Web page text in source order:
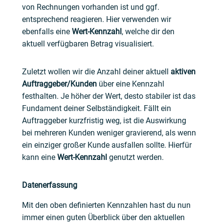
von Rechnungen vorhanden ist und ggf.
entsprechend reagieren. Hier verwenden wir
ebenfalls eine Wert-Kennzahl, welche dir den
aktuell verfügbaren Betrag visualisiert.
Zuletzt wollen wir die Anzahl deiner aktuell aktiven
Auftraggeber/Kundenüber eine Kennzahl
festhalten. Je höher der Wert, desto stabiler ist das
Fundament deiner Selbständigkeit. Fällt ein
Auftraggeber kurzfristig weg, ist die Auswirkung
bei mehreren Kunden weniger gravierend, als wenn
ein einziger großer Kunde ausfallen sollte. Hierfür
kann eine Wert-Kennzahlgenutzt werden.
Datenerfassung
Mit den oben definierten Kennzahlen hast du nun
immer einen guten Überblick über den aktuellen